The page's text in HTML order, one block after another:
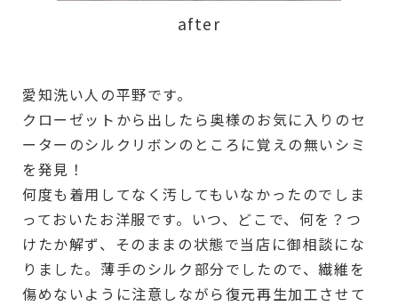
after
愛知洗い人の平野です。
クローゼットから出したら奥様のお気に入りのセ
ーターのシルクリボンのところに覚えの無いシミ
を発見！
何度も着用してなく汚してもいなかったのでしま
っておいたお洋服です。いつ、どこで、何を？つ
けたか解ず、そのままの状態で当店に御相談にな
りました。薄手のシルク部分でしたので、繊維を
傷めないように注意しながら復元再生加工させて